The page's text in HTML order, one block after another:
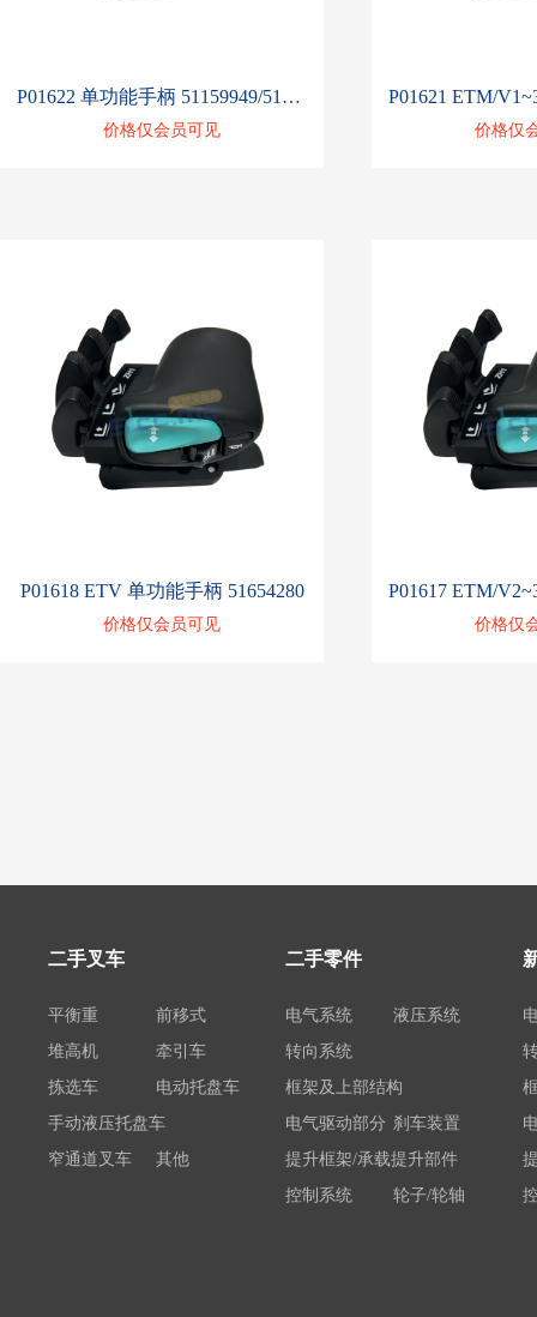
P01622 单功能手柄 51159949/51347667/51235613
价格仅会员可见 价格仅
P01618 ETV 单功能手柄 51654280
价格仅会员可见 价格仅
二手叉车
平衡重
前移式
堆高机
牵引车
拣选车
电动托盘车
手动液压托盘车
窄通道叉车
其他
二手零件
电气系统
液压系统
转向系统
框架及上部结构
电气驱动部分 刹车装置
提升框架/承载提升部件
控制系统
轮子/轮轴